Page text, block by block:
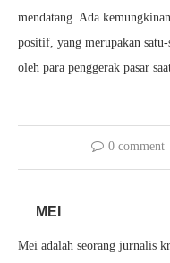
mendatang. Ada
positif, yang merupakan
oleh para penggerak pasar
0 comment
MEI
Mei adalah seorang jurnalis